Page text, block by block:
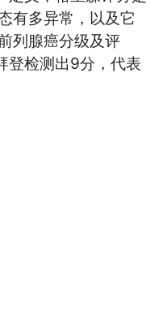
有多异常，以及它
列腺癌分级及评
登检测出9分，代表